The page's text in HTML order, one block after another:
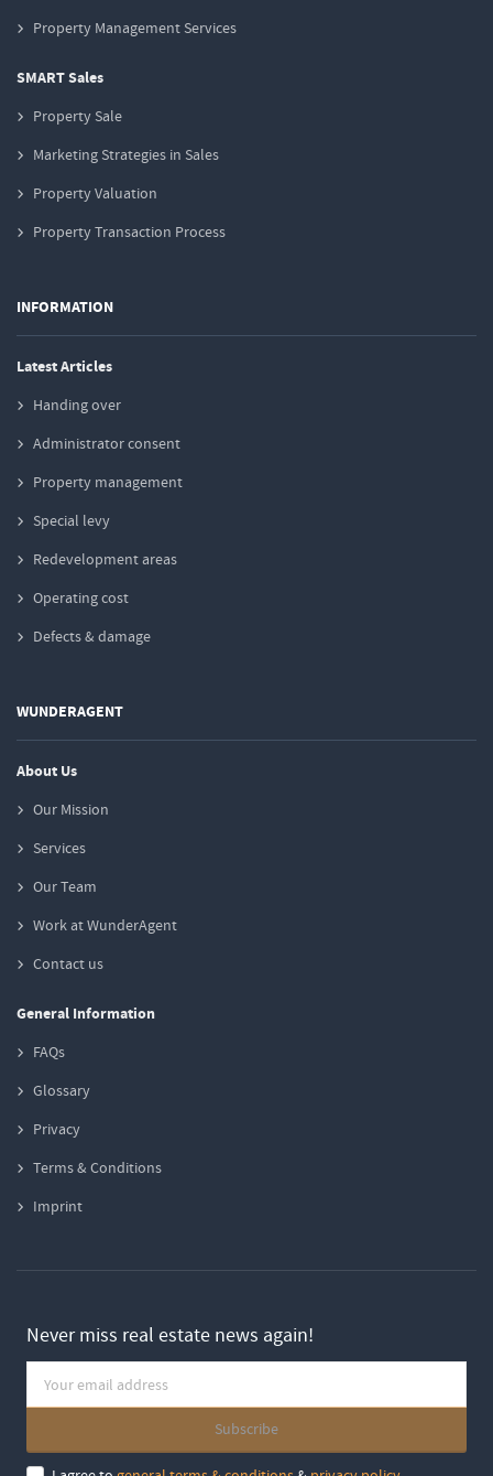
Property Management Services
SMART Sales
Property Sale
Marketing Strategies in Sales
Property Valuation
Property Transaction Process
INFORMATION
Latest Articles
Handing over
Administrator consent
Property management
Special levy
Redevelopment areas
Operating cost
Defects & damage
WUNDERAGENT
About Us
Our Mission
Services
Our Team
Work at WunderAgent
Contact us
General Information
FAQs
Glossary
Privacy
Terms & Conditions
Imprint
Never miss real estate news again!